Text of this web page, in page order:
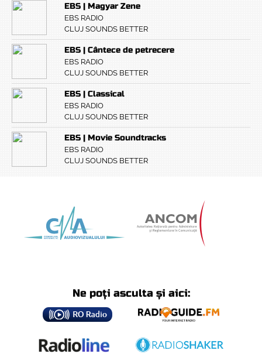
EBS | Magyar Zene
EBS RADIO
CLUJ SOUNDS BETTER
EBS | Cântece de petrecere
EBS RADIO
CLUJ SOUNDS BETTER
EBS | Classical
EBS RADIO
CLUJ SOUNDS BETTER
EBS | Movie Soundtracks
EBS RADIO
CLUJ SOUNDS BETTER
Ne poți asculta și aici: